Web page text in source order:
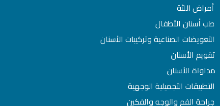
أمراض اللثة
طب أسنان الأطفال
التعويضات الصناعية وتركيبات الأسنان
تقويم الأسنان
مداواة الأسنان
التطبيقات التجميلية الوجهية
جراحة الفم والوجه والفكين